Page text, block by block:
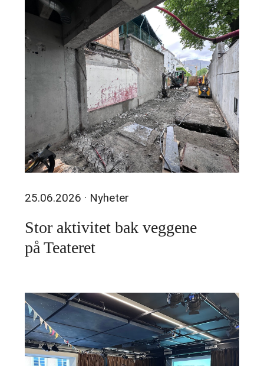
25.06.2026 · Nyheter
Stor aktivitet bak veggene
på Teateret